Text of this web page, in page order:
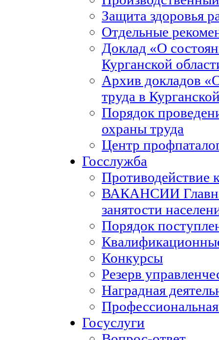
Защита здоровья
Отдельные
Доклад «О
Курганской
Архив докладов
труда в
Порядок
охраны труда
Центр
Госслужба
Противодействие
ВАКАНСИИ
занятости
Порядок
Конкурсы
Резерв
Наградная
Госуслуги